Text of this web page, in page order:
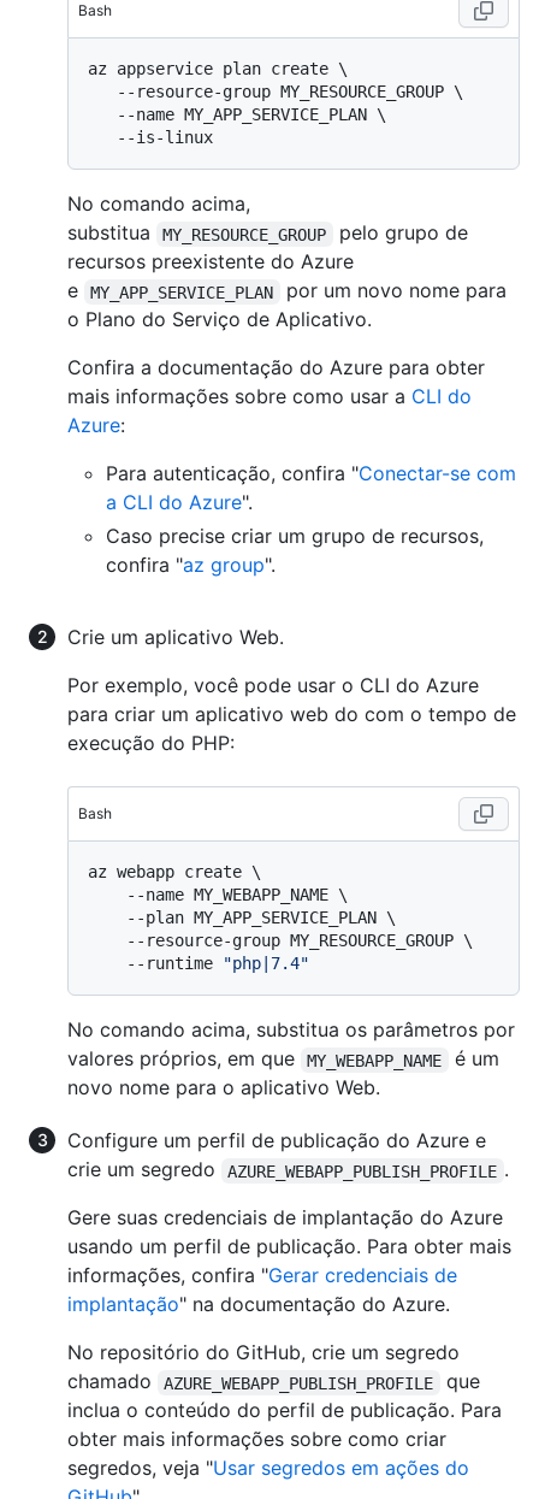
Bash
az appservice plan create \
No comando acima,
substitua
MY_RESOURCE_GROUP
pelo grupo de
recursos preexistente do Azure
e
MY_APP_SERVICE_PLAN
por um novo nome para
o Plano do Serviço de Aplicativo.
Confira a documentação do Azure para obter
mais informações sobre como usar a CLI do
Azure:
Para autenticação, confira "Conectar-se com
a CLI do Azure".
Caso precise criar um grupo de recursos,
confira "az group".
Crie um aplicativo Web.
Por exemplo, você pode usar o CLI do Azure
para criar um aplicativo web do com o tempo de
execução do PHP:
Bash
az webapp create \
    --runtime
"php|7.4"
No comando acima, substitua os parâmetros por
valores próprios, em que
MY_WEBAPP_NAME
é um
novo nome para o aplicativo Web.
Configure um perfil de publicação do Azure e
crie um segredo
AZURE_WEBAPP_PUBLISH_PROFILE .
Gere suas credenciais de implantação do Azure
usando um perfil de publicação. Para obter mais
informações, confira "Gerar credenciais de
implantação" na documentação do Azure.
No repositório do GitHub, crie um segredo
chamado
AZURE_WEBAPP_PUBLISH_PROFILE
que
inclua o conteúdo do perfil de publicação. Para
obter mais informações sobre como criar
segredos, veja "Usar segredos em ações do